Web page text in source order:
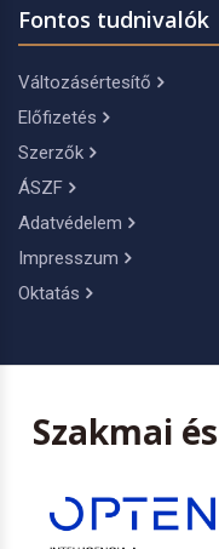
Fontos tudnivalók
Változásértesítő
Előfizetés
Szerzők
ÁSZF
Adatvédelem
Impresszum
Oktatás
Szakmai